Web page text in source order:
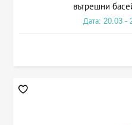
вътрешни
Дата: 20.03 -